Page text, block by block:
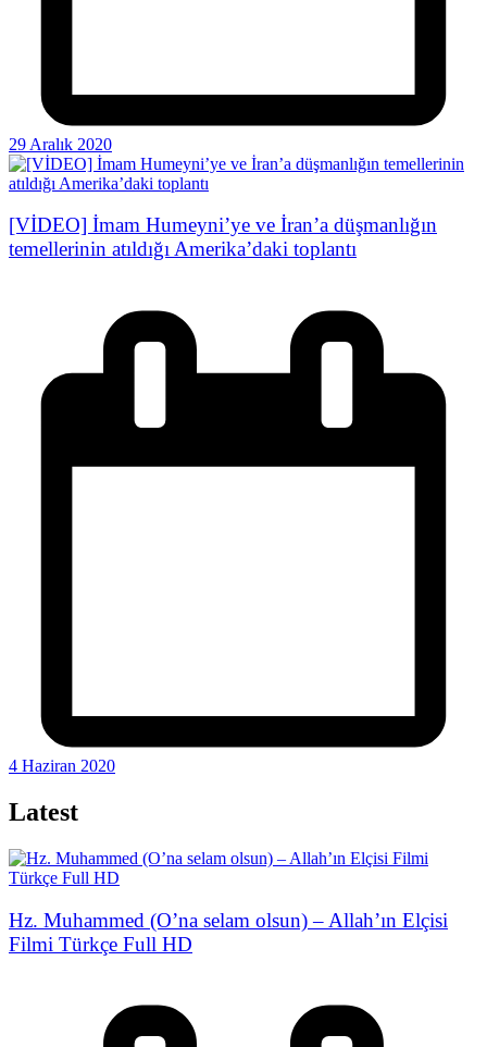
29 Aralık 2020
[VİDEO] İmam Humeyni’ye ve İran’a düşmanlığın
temellerinin atıldığı Amerika’daki toplantı
4 Haziran 2020
Latest
Hz. Muhammed (O’na selam olsun) – Allah’ın Elçisi
Filmi Türkçe Full HD